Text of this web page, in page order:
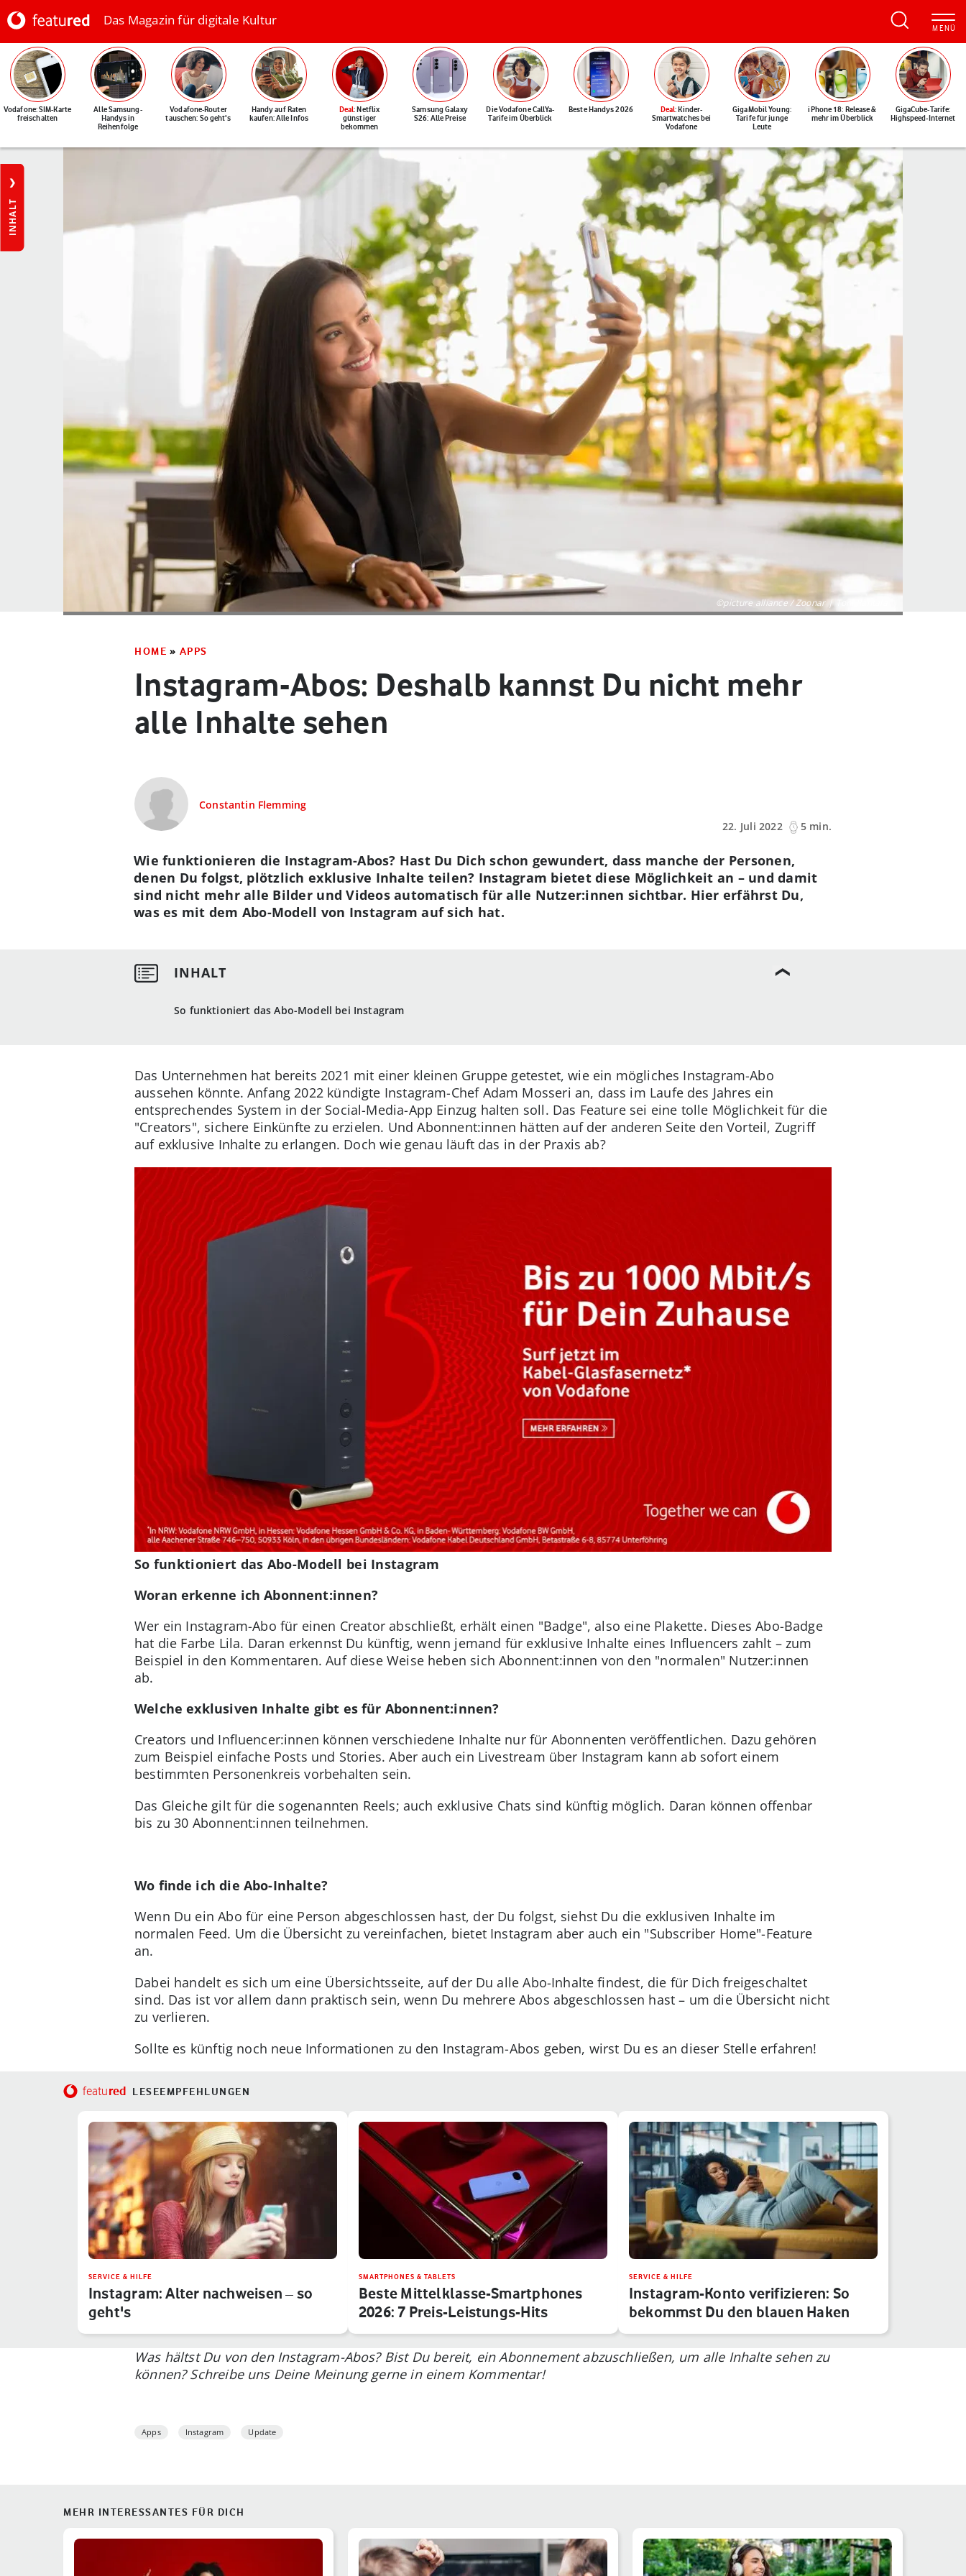
Das Magazin für digitale Kultur
Vodafone: SIM-Karte
freischalten
Alle Samsung-
Handys in
Reihenfolge
Vodafone-Router
tauschen: So geht's
Handy auf Raten
kaufen: Alle Infos
Deal: Netflix
günstiger
bekommen
Samsung Galaxy
S26: Alle Preise
Die Vodafone CallYa-
Tarife im Überblick
Beste Handys 2026 Deal: Kinder-
Smartwatches bei
Vodafone
GigaMobil Young:
Tarife für junge
Leute
iPhone 18: Release &
mehr im Überblick
GigaCube-Tarife:
Highspeed-Internet
INHALT
©picture alliance / Zoonar | Toni Rantala
HOME » APPS
Instagram-Abos: Deshalb kannst Du nicht mehr
alle Inhalte sehen
Constantin Flemming
22. Juli 2022
5 min.
So funktioniert das Abo-Modell bei Instagram
Wie funktionieren die Instagram-Abos? Hast Du Dich schon gewundert, dass manche der Personen,
denen Du folgst, plötzlich exklusive Inhalte teilen? Instagram bietet diese Möglichkeit an – und damit
sind nicht mehr alle Bilder und Videos automatisch für alle Nutzer:innen sichtbar. Hier erfährst Du,
was es mit dem Abo-Modell von Instagram auf sich hat.
Das Unternehmen hat bereits 2021 mit einer kleinen Gruppe getestet, wie ein mögliches Instagram-Abo
aussehen könnte. Anfang 2022 kündigte Instagram-Chef Adam Mosseri an, dass im Laufe des Jahres ein
entsprechendes System in der Social-Media-App Einzug halten soll. Das Feature sei eine tolle Möglichkeit für die
"Creators", sichere Einkünfte zu erzielen. Und Abonnent:innen hätten auf der anderen Seite den Vorteil, Zugriff
auf exklusive Inhalte zu erlangen. Doch wie genau läuft das in der Praxis ab?
So funktioniert das Abo-Modell bei Instagram
Woran erkenne ich Abonnent:innen?
Wer ein Instagram-Abo für einen Creator abschließt, erhält einen "Badge", also eine Plakette. Dieses Abo-Badge
hat die Farbe Lila. Daran erkennst Du künftig, wenn jemand für exklusive Inhalte eines Influencers zahlt – zum
Beispiel in den Kommentaren. Auf diese Weise heben sich Abonnent:innen von den "normalen" Nutzer:innen
ab.
Welche exklusiven Inhalte gibt es für Abonnent:innen?
Creators und Influencer:innen können verschiedene Inhalte nur für Abonnenten veröffentlichen. Dazu gehören
zum Beispiel einfache Posts und Stories. Aber auch ein Livestream über Instagram kann ab sofort einem
bestimmten Personenkreis vorbehalten sein.
Das Gleiche gilt für die sogenannten Reels; auch exklusive Chats sind künftig möglich. Daran können offenbar
bis zu 30 Abonnent:innen teilnehmen.
Wo finde ich die Abo-Inhalte?
Wenn Du ein Abo für eine Person abgeschlossen hast, der Du folgst, siehst Du die exklusiven Inhalte im
normalen Feed. Um die Übersicht zu vereinfachen, bietet Instagram aber auch ein "Subscriber Home"-Feature
an.
Dabei handelt es sich um eine Übersichtsseite, auf der Du alle Abo-Inhalte findest, die für Dich freigeschaltet
sind. Das ist vor allem dann praktisch sein, wenn Du mehrere Abos abgeschlossen hast – um die Übersicht nicht
zu verlieren.
Sollte es künftig noch neue Informationen zu den Instagram-Abos geben, wirst Du es an dieser Stelle erfahren!
featured LESEEMPFEHLUNGEN
SERVICE & HILFE
Instagram: Alter nachweisen – so
geht's
SMARTPHONES & TABLETS
Beste Mittelklasse-Smartphones
2026: 7 Preis-Leistungs-Hits
SERVICE & HILFE
Instagram-Konto verifizieren: So
bekommst Du den blauen Haken
Was hältst Du von den Instagram-Abos? Bist Du bereit, ein Abonnement abzuschließen, um alle Inhalte sehen zu
können? Schreibe uns Deine Meinung gerne in einem Kommentar!
Apps Instagram Update
MEHR INTERESSANTES FÜR DICH